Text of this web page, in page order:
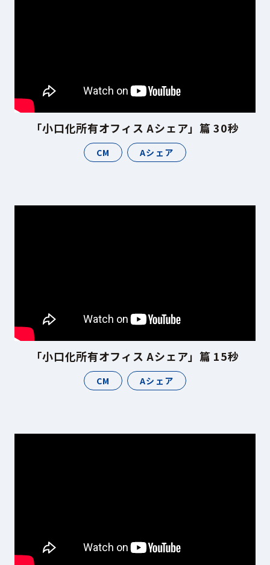
「小口化所有オフィス Aシェア」篇 30秒
CM Aシェア
「小口化所有オフィス Aシェア」篇 15秒
CM Aシェア